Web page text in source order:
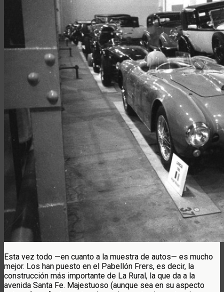
Esta vez todo —en cuanto a la muestra de autos— es mucho
mejor. Los han puesto en el Pabellón Frers, es decir, la
construcción más importante de La Rural, la que da a la
avenida Santa Fe. Majestuoso (aunque sea en su aspecto